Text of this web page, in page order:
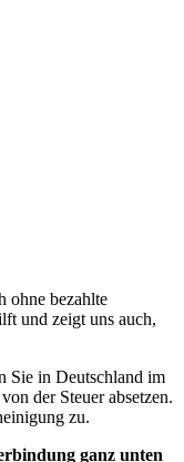
ohne bezahlte
und zeigt uns auch,
Sie in Deutschland im
der Steuer absetzen.
zu.
ganz unten